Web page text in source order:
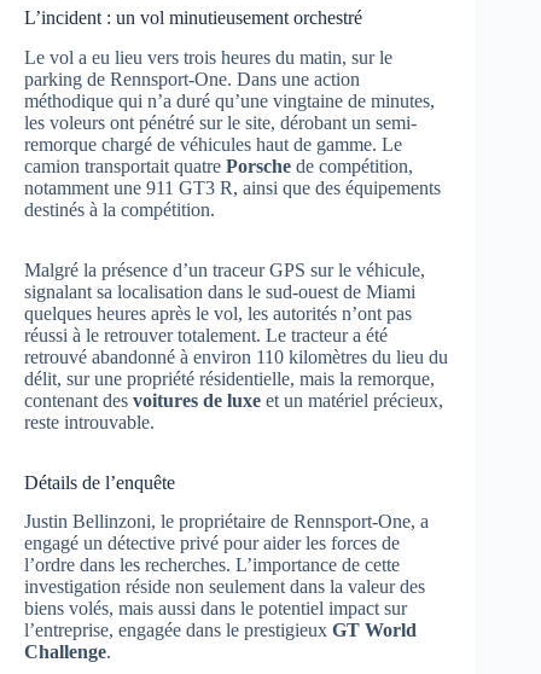
L’incident : un vol minutieusement orchestré
Le vol a eu lieu vers trois heures du matin, sur le
parking de Rennsport-One. Dans une action
méthodique qui n’a duré qu’une vingtaine de minutes,
les voleurs ont pénétré sur le site, dérobant un semi-
remorque chargé de véhicules haut de gamme. Le
camion transportait quatre Porsche de compétition,
notamment une 911 GT3 R, ainsi que des équipements
destinés à la compétition.
Malgré la présence d’un traceur GPS sur le véhicule,
signalant sa localisation dans le sud-ouest de Miami
quelques heures après le vol, les autorités n’ont pas
réussi à le retrouver totalement. Le tracteur a été
retrouvé abandonné à environ 110 kilomètres du lieu du
délit, sur une propriété résidentielle, mais la remorque,
contenant des voitures de luxe et un matériel précieux,
reste introuvable.
Détails de l’enquête
Justin Bellinzoni, le propriétaire de Rennsport-One, a
engagé un détective privé pour aider les forces de
l’ordre dans les recherches. L’importance de cette
investigation réside non seulement dans la valeur des
biens volés, mais aussi dans le potentiel impact sur
l’entreprise, engagée dans le prestigieux GT World
Challenge.